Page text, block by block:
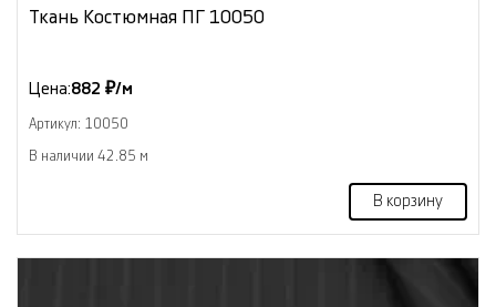
Ткань Костюмная ПГ 10050
Цена:882 ₽/м
Артикул: 10050
В наличии 42.85 м
В корзину